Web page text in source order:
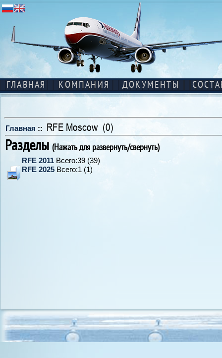
ГЛАВНАЯ КОМПАНИЯ ДОКУМЕНТЫ
Главная :: RFE Moscow (0)
Разделы (Нажать для развернуть/свернуть)
RFE 2011 Всего:39 (39)
RFE 2025 Всего:1 (1)